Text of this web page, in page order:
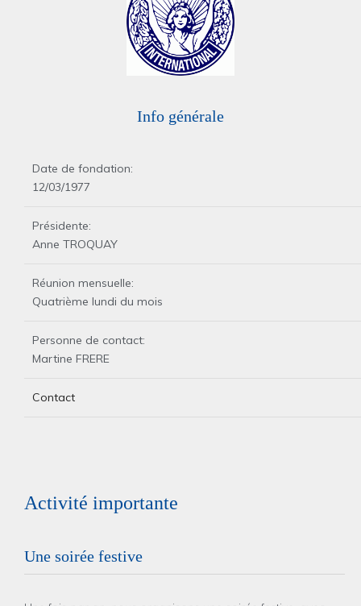
Info générale
Date de fondation:
12/03/1977
Présidente:
Anne TROQUAY
Réunion mensuelle:
Quatrième lundi du mois
Personne de contact:
Martine FRERE
Contact
Activité importante
Une soirée festive